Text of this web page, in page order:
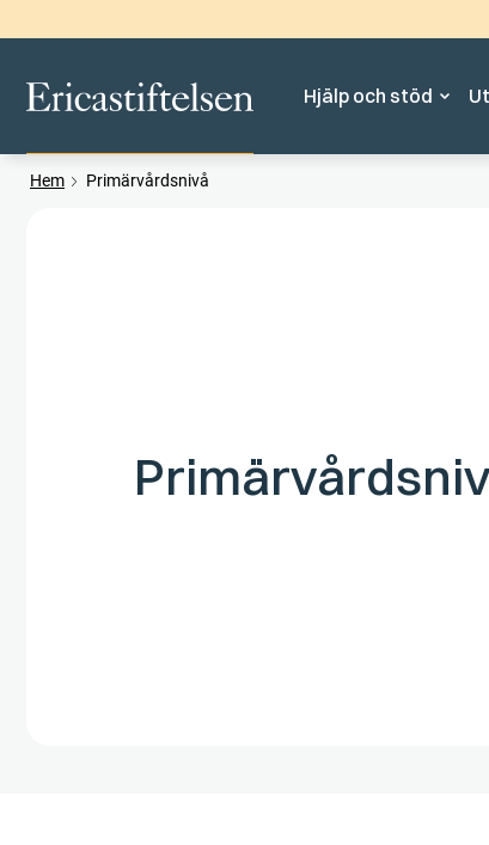
Hjälp och stöd
Hem Primärvårdsnivå